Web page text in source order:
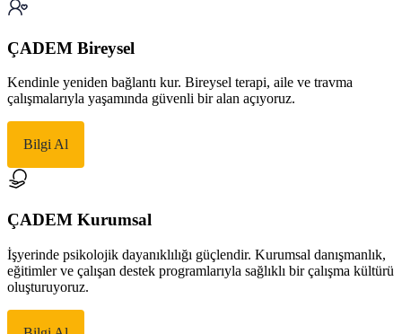
ÇADEM Bireysel
Kendinle yeniden bağlantı kur. Bireysel terapi, aile ve travma
çalışmalarıyla yaşamında güvenli bir alan açıyoruz.
Bilgi Al
ÇADEM Kurumsal
İşyerinde psikolojik dayanıklılığı güçlendir. Kurumsal danışmanlık,
eğitimler ve çalışan destek programlarıyla sağlıklı bir çalışma kültürü
oluşturuyoruz.